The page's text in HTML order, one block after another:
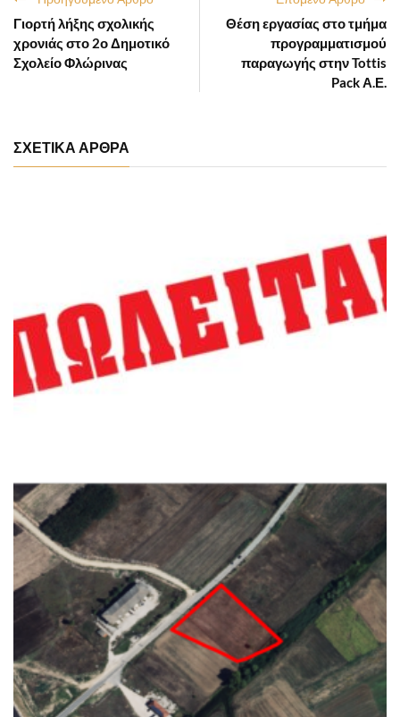
Θέση εργασίας στο τμήμα
προγραμματισμού
παραγωγής στην Tottis
Pack Α.Ε.
Γιορτή λήξης σχολικής
χρονιάς στο 2ο Δημοτικό
Σχολείο Φλώρινας
ΣΧΕΤΙΚΑ ΑΡΘΡΑ